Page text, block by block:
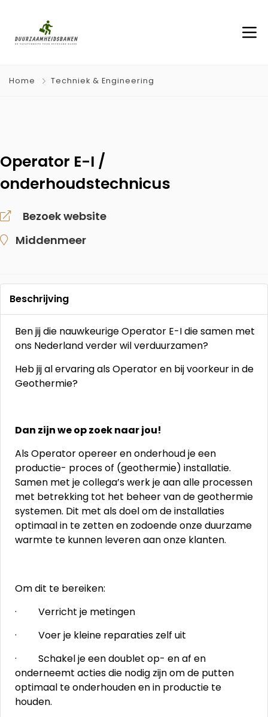
Home Techniek & Engineering
Operator E-I /
onderhoudstechnicus
Bezoek website
Middenmeer
Beschrijving
Ben jij die nauwkeurige Operator E-I die samen met
ons Nederland verder wil verduurzamen?
Heb jij al ervaring als Operator en bij voorkeur in de
Geothermie?
Dan zijn we op zoek naar jou!
Als Operator opereer en onderhoud je een
productie- proces of (geothermie) installatie.
Samen met je collega’s werk je aan alle processen
met betrekking tot het beheer van de geothermie
systemen. Dit met als doel om de installaties
optimaal in te zetten en zodoende onze duurzame
warmte te kunnen leveren aan onze klanten.
Om dit te bereiken:
· Verricht je metingen
· Voer je kleine reparaties zelf uit
· Schakel je een doublet op- en af en
onderneemt acties die nodig zijn om de putten
optimaal te onderhouden en in productie te
houden.